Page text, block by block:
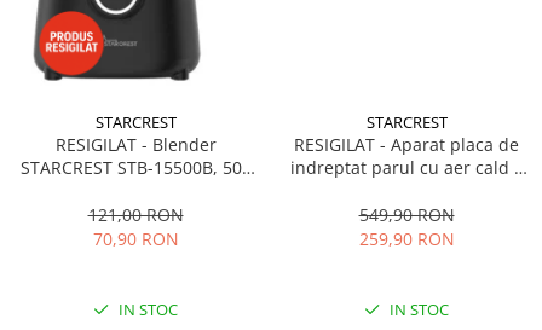
STARCREST
RESIGILAT - Blender
STARCREST STB-15500B, 500
Pulse, Negru
121,00 RON
70,90 RON
IN STOC
STARCREST
RESIGILAT - Aparat placa de
indreptat parul cu aer cald 2
1300 W, Uscare si indreptare,
Afisaj LCD, Tehnologie cu ioni
549,90 RON
259,90 RON
IN STOC